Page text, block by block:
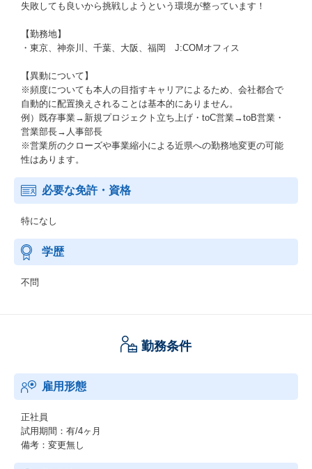
失敗しても良いから挑戦しようという環境が整っています！
【勤務地】
・東京、神奈川、千葉、大阪、福岡 J:COMオフィス
【異動について】
※頻度についても本人の目指すキャリアによるため、会社都合で
自動的に配置換えされることは基本的にありません。
例）既存事業→新規プロジェクト立ち上げ・toC営業→toB営業・
営業部長→人事部長
※営業所のクローズや事業縮小による近県への勤務地変更の可能
性はあります。
必要な免許・資格
特になし
学歴
不問
勤務条件
雇用形態
正社員
試用期間：有/4ヶ月
備考：変更無し